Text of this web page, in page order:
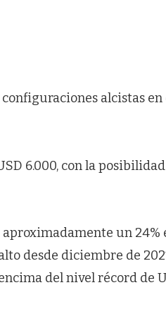
alcistas en
6.000, con la
un 24%
desde diciembre de
del nivel récord de